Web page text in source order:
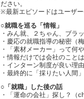
ださい。
※最新エピソードはユーザ
○就職を巡る「情報」
・みん就、２ちゃん、ブラ
・慶応の就職指導の秘密（
・「素材メーカー」って何
・情報だけでは会社のこと
・インターン制度が良い理
・最終的に「採りたい人間
○「就職」した後の話
・「運命の会社」探し？（